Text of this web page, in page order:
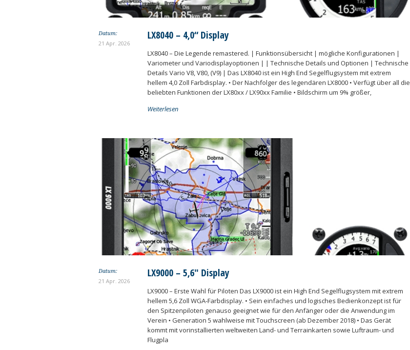
Datum:
21 Apr. 2026
LX8040 – 4,0“ Display
LX8040 – Die Legende remastered. | Funktionsübersicht | mögliche Konfigurationen |
Variometer und Variodisplayoptionen | | Technische Details und Optionen | Technische
Details Vario V8, V80, (V9) | Das LX8040 ist ein High End Segelflugsystem mit extrem
hellem 4,0 Zoll Farbdisplay. • Der Nachfolger des legendären LX8000 • Verfügt über all die
beliebten Funktionen der LX80xx / LX90xx Familie • Bildschirm um 9% größer,
Weiterlesen
Datum:
21 Apr. 2026
LX9000 – 5,6″ Display
LX9000 – Erste Wahl für Piloten Das LX9000 ist ein High End Segelflugsystem mit extrem
hellem 5,6 Zoll WGA-Farbdisplay. • Sein einfaches und logisches Bedienkonzept ist für
den Spitzenpiloten genauso geeignet wie für den Anfänger oder die Anwendung im
Verein • Generation 5 wahlweise mit Touchscreen (ab Dezember 2018) • Das Gerät
kommt mit vorinstallierten weltweiten Land- und Terrainkarten sowie Luftraum- und
Flugpla